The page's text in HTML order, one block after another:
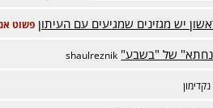
יש מגזינים שמגיעים עם העיתון פשוט
של "בשבע" shaulreznik
נקדימון